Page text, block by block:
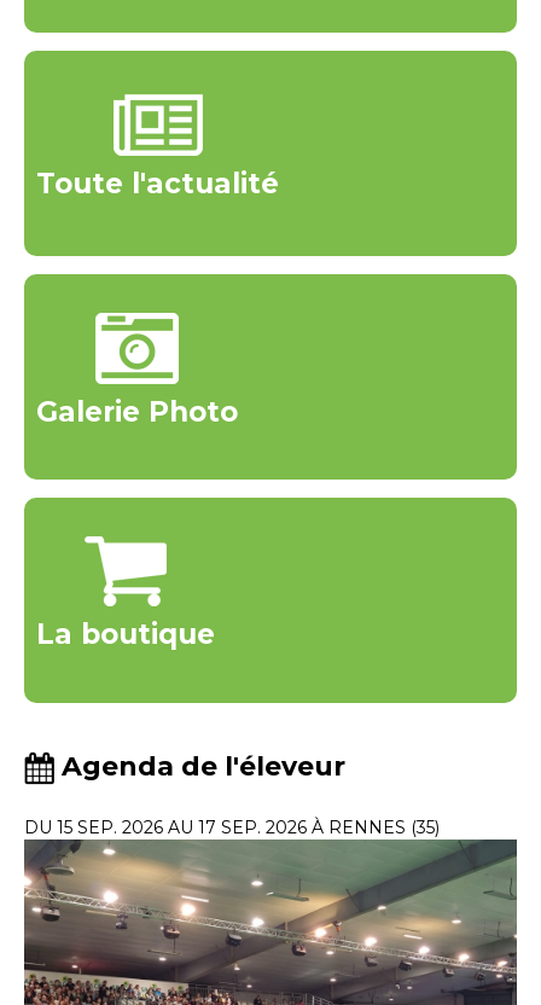
Toute l'actualité
Galerie Photo
La boutique
Agenda de l'éleveur
DU 15 SEP. 2026 AU 17 SEP. 2026 À RENNES (35)